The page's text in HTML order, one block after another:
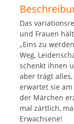
Leidenschaft.
Als
mp3
Audio
zum
Download
Menge
Das
und Frauen
„Eins zu
Weg,
schenkt ihnen
aber trägt
erwartet sie
der Märchen
mal zärtlich,
Erwachsene!